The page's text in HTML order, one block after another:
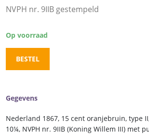
NVPH nr. 9IIB gestempeld
Op voorraad
BESTEL
Gegevens
Nederland 1867, 15 cent oranjebruin, type
10¼, NVPH nr. 9IIB (Koning Willem III) met